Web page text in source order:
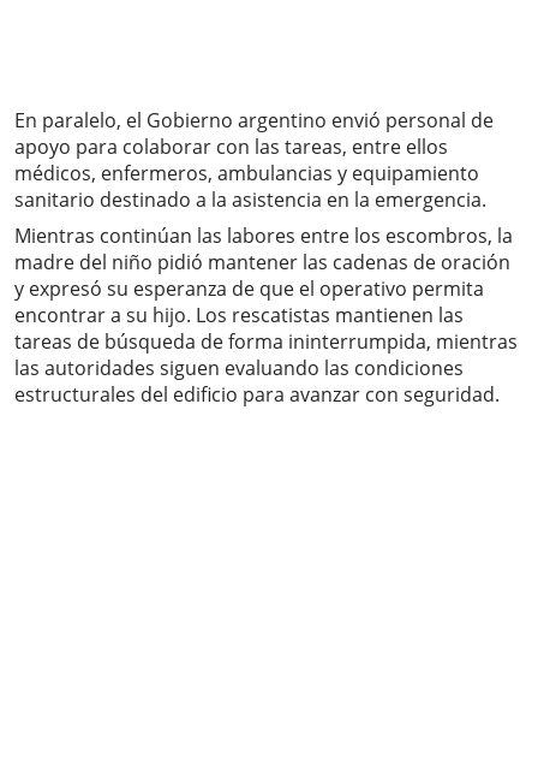
En paralelo, el Gobierno argentino envió personal de
apoyo para colaborar con las tareas, entre ellos
médicos, enfermeros, ambulancias y equipamiento
sanitario destinado a la asistencia en la emergencia.
Mientras continúan las labores entre los escombros, la
madre del niño pidió mantener las cadenas de oración
y expresó su esperanza de que el operativo permita
encontrar a su hijo. Los rescatistas mantienen las
tareas de búsqueda de forma ininterrumpida, mientras
las autoridades siguen evaluando las condiciones
estructurales del edificio para avanzar con seguridad.